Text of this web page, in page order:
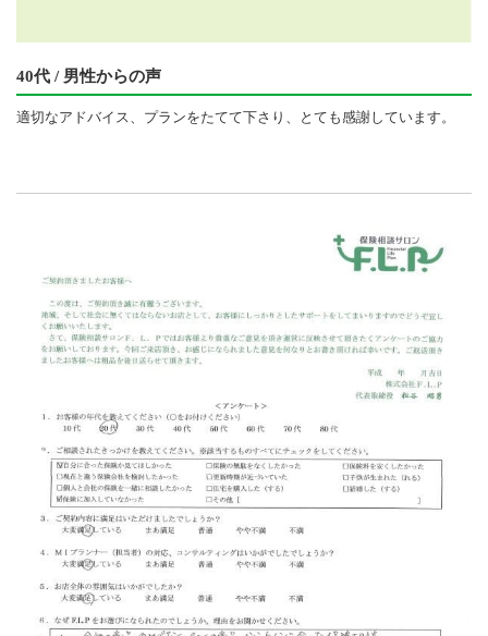
40代 / 男性からの声
適切なアドバイス、プランをたてて下さり、とても感謝しています。